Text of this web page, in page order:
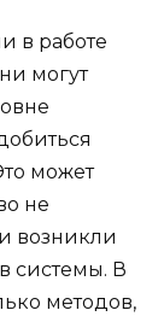
в работе
могут
может
не
возникли
системы. В
методов,